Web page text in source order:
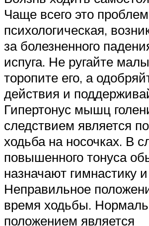
Чаще всего это
психологическая,
за болезненного
испуга. Не ругайте
торопите его, а
действия и
Гипертонус мышц
следствием является
ходьба на носочках. В
повышенного тонуса
назначают гимнастику
Неправильное
время ходьбы.
положением является